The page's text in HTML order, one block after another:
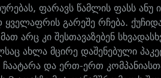
ფარავს წამლის ფასს
გარეშე რჩება.
არც კი შესთავაზებენ
ახლა მცირე დაშენებული
ჩაატარა და ერთ-ერთ